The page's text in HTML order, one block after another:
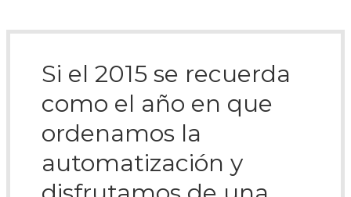
Si el 2015 se recuerda
como el año en que
ordenamos la
automatización y